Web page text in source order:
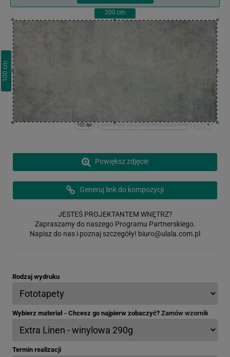
200 cm
100
cm
+
-
x:0cm y:0cm | (0,0) (8000,4000) (8000,4000)
102 dpi
Powiększ zdjęcie
Generuj link do kompozycji
JESTEŚ PROJEKTANTEM WNĘTRZ?
Zapraszamy do naszego Programu Partnerskiego.
Napisz do nas i poznaj szczegóły! biuro@ulala.com.pl
Rodzaj wydruku
Wybierz materiał - Chcesz go najpierw zobaczyć? Zamów wzornik
Termin realizacji